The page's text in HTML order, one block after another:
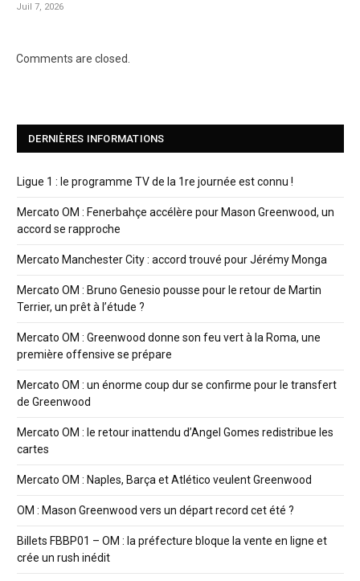
Juil 7, 2026
Comments are closed.
DERNIÈRES INFORMATIONS
Ligue 1 : le programme TV de la 1re journée est connu !
Mercato OM : Fenerbahçe accélère pour Mason Greenwood, un
accord se rapproche
Mercato Manchester City : accord trouvé pour Jérémy Monga
Mercato OM : Bruno Genesio pousse pour le retour de Martin
Terrier, un prêt à l’étude ?
Mercato OM : Greenwood donne son feu vert à la Roma, une
première offensive se prépare
Mercato OM : un énorme coup dur se confirme pour le transfert
de Greenwood
Mercato OM : le retour inattendu d’Angel Gomes redistribue les
cartes
Mercato OM : Naples, Barça et Atlético veulent Greenwood
OM : Mason Greenwood vers un départ record cet été ?
Billets FBBP01 – OM : la préfecture bloque la vente en ligne et
crée un rush inédit